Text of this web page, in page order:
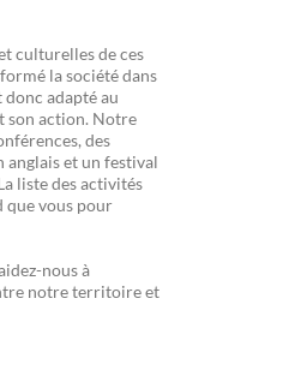
culturelles de ces
la société dans
donc adapté au
son action. Notre
des
anglais et un festival
liste des activités
que vous pour
nous à
notre territoire et